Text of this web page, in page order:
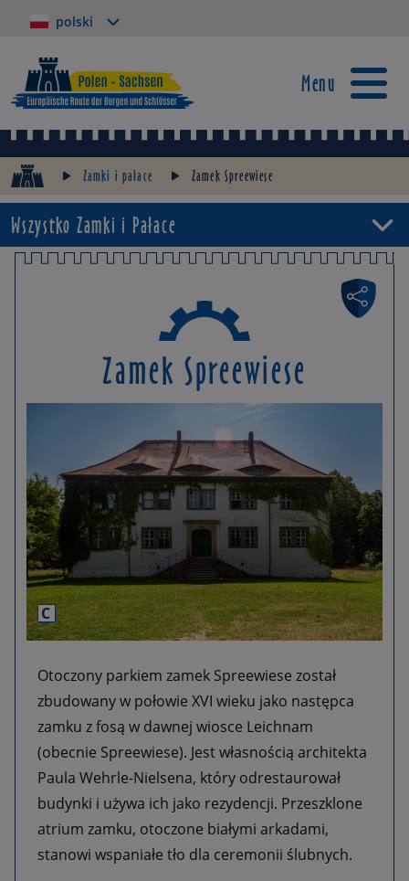
polski
Menu
Zamki i pałace Zamek Spreewiese
Wszystko Zamki i Pałace
Zamek Spreewiese
C DIE FILMTASTISCHEN
Otoczony parkiem zamek Spreewiese został
zbudowany w połowie XVI wieku jako następca
zamku z fosą w dawnej wiosce Leichnam
(obecnie Spreewiese). Jest własnością architekta
Paula Wehrle-Nielsena, który odrestaurował
budynki i używa ich jako rezydencji. Przeszklone
atrium zamku, otoczone białymi arkadami,
stanowi wspaniałe tło dla ceremonii ślubnych.